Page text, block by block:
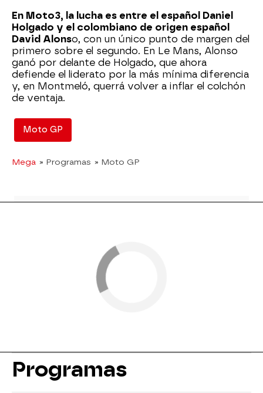
En Moto3, la lucha es entre el español Daniel
Holgado y el colombiano de origen español
David Alonso, con un único punto de margen del
primero sobre el segundo. En Le Mans, Alonso
ganó por delante de Holgado, que ahora
defiende el liderato por la más mínima diferencia
y, en Montmeló, querrá volver a inflar el colchón
de ventaja.
Moto GP
Mega » Programas » Moto GP
Programas